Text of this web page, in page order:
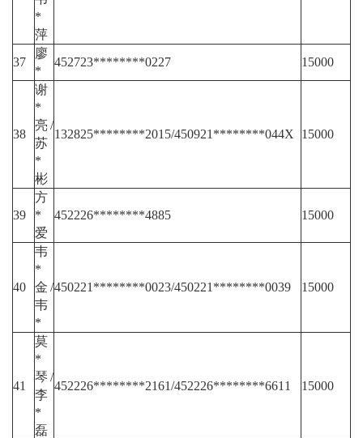
*
萍
37
廖
*
452723********0227 15000
38
谢
*
亮/
苏
*
彬
132825********2015/450921********044X 15000
39
方
*
爱
452226********4885 15000
40
韦
*
金/
韦
*
450221********0023/450221********0039 15000
41
莫
*
琴/
李
*
磊
452226********2161/452226********6611 15000